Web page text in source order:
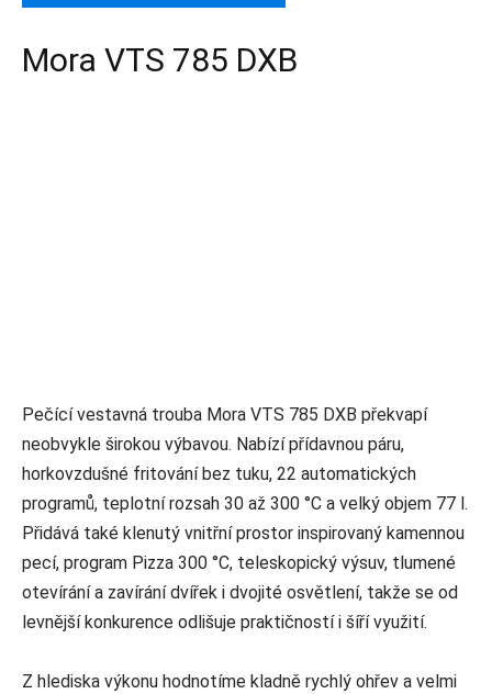
Mora VTS 785 DXB
Pečící vestavná trouba Mora VTS 785 DXB překvapí
neobvykle širokou výbavou. Nabízí přídavnou páru,
horkovzdušné fritování bez tuku, 22 automatických
programů, teplotní rozsah 30 až 300 °C a velký objem 77 l.
Přidává také klenutý vnitřní prostor inspirovaný kamennou
pecí, program Pizza 300 °C, teleskopický výsuv, tlumené
otevírání a zavírání dvířek i dvojité osvětlení, takže se od
levnější konkurence odlišuje praktičností i šíří využití.
Z hlediska výkonu hodnotíme kladně rychlý ohřev a velmi